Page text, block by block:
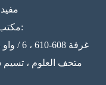
مكتب هونج كونج الرئيسي:
متحف العلوم ،